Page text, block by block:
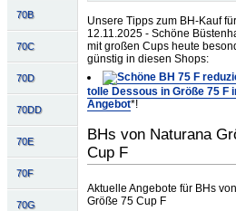
70B
70C
70D
70DD
70E
70F
70G
Unsere Tipps zum BH-Kauf
12.11.2025 - Schöne
mit großen Cups heute
günstig in diesen Shops:
tolle Dessous in Größe 75 F
Angebot*!
BHs von Naturana
Cup F
Aktuelle Angebote für BHs
Größe 75 Cup F